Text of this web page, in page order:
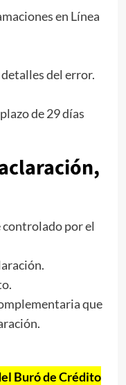
en Línea
del error.
de 29 días
controlado por el
que
Buró de Crédito